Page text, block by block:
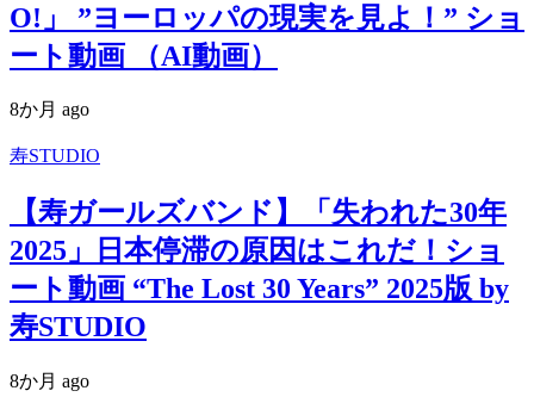
O!」 ”ヨーロッパの現実を見よ！” ショ
ート動画 （AI動画）
8か月 ago
寿STUDIO
【寿ガールズバンド】「失われた30年
2025」日本停滞の原因はこれだ！ショ
ート動画 “The Lost 30 Years” 2025版 by
寿STUDIO
8か月 ago